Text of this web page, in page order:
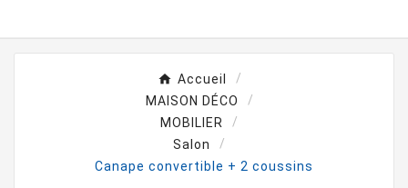
Accueil
MAISON DÉCO
MOBILIER
Salon
Canape convertible + 2 coussins